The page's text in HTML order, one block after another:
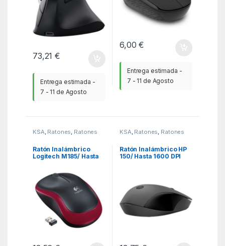
73,21€
Entrega estimada -
7 - 11 de Agosto
6,00€
Entrega estimada -
7 - 11 de Agosto
KSA Ratones Ratones
Ratón Inalámbrico
Logitech M185/ Hasta
KSA Ratones Ratones
Ratón Inalámbrico HP
150/ Hasta 1600 DPI